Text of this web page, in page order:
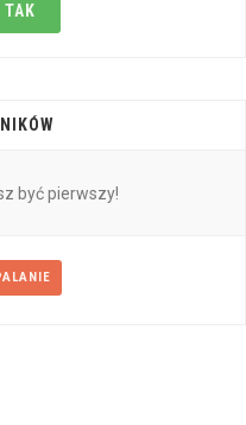
TAK
być pierwszy!